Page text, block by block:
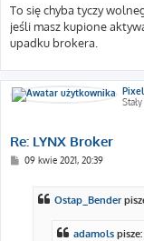
To się chyba tyczy
jeśli masz kupione
upadku brokera.
Re: LYNX Broker
P09 kwie 2021, 20:39
Ostap_Bender
adamols pisze: